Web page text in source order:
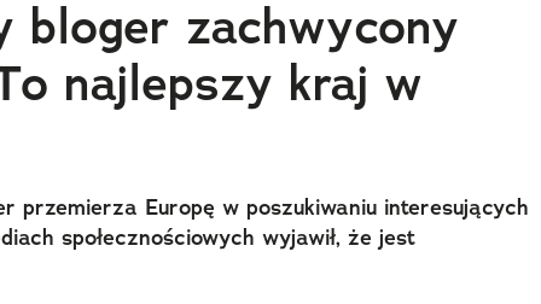
bloger zachwycony
najlepszy kraj w
przemierza Europę w poszukiwaniu interesujących
społecznościowych wyjawił, że jest